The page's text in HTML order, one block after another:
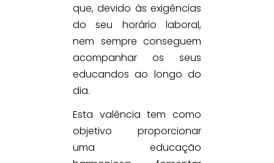
que, devido às exigências
do seu horário laboral,
nem sempre conseguem
acompanhar os seus
educandos ao longo do
dia.
Esta valência tem como
objetivo proporcionar
uma educação